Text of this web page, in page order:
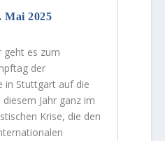
Mai 2025
geht es zum
der
in Stuttgart auf die
Jahr ganz im
Krise, die den